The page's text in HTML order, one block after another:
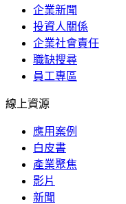
企業新聞
投資人關係
企業社會責任
職缺搜尋
員工專區
線上資源
應用案例
白皮書
產業聚焦
影片
新聞